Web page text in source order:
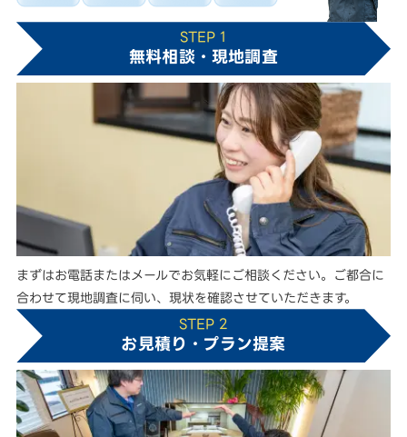
STEP 1
無料相談・現地調査
まずはお電話またはメールでお気軽にご相談ください。ご都合に
合わせて現地調査に伺い、現状を確認させていただきます。
STEP 2
お見積り・プラン提案